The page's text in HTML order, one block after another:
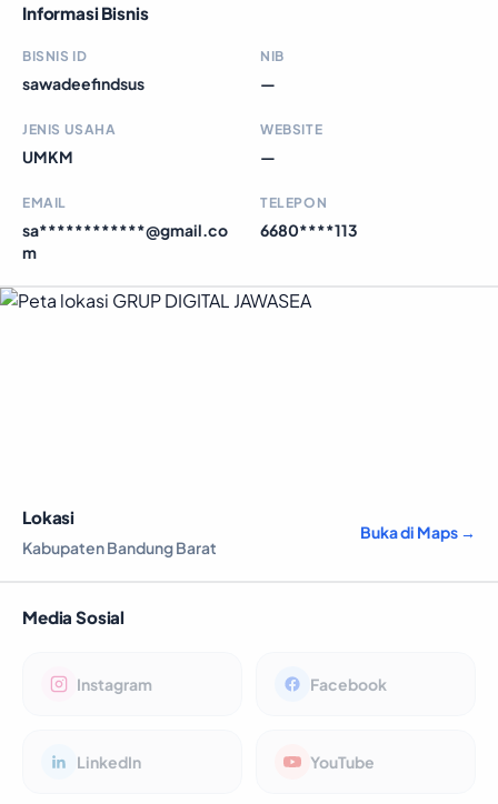
Informasi Bisnis
BISNIS ID
sawadeefindsus
NIB
—
JENIS USAHA
UMKM
WEBSITE
—
EMAIL
sa************@gmail.co
m
TELEPON
6680****113
Lokasi
Kabupaten Bandung Barat
Buka di Maps →
Media Sosial
Instagram Facebook
LinkedIn YouTube